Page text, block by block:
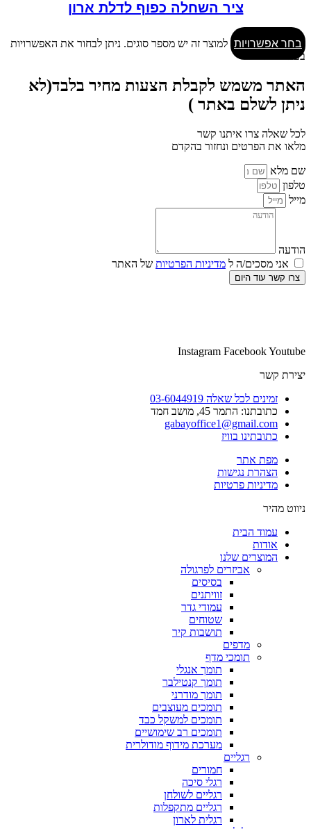
ציר השחלה כפוף לדלת ארון
בחר אפשרויות למוצר זה יש מספר סוגים. ניתן לבחור את האפשרויות
בעמוד המוצר
האתר משמש לקבלת הצעות מחיר בלבד(לא
ניתן לשלם באתר )
לכל שאלה צרו איתנו קשר
מלאו את הפרטים ונחזור בהקדם
שם מלא
טלפון
מייל
הודעה
אני מסכים/ה ל מדיניות הפרטיות של האתר
צרו קשר עוד היום
Instagram FacebookYoutube
יצירת קשר
זמינים לכל שאלה 03-6044919
כתובתנו: התמר 45, מושב חמד​
gabayoffice1@gmail.com
כתובתינו בוויז
מפת אתר
הצהרת נגישות
מדיניות פרטיות
ניווט מהיר
עמוד הבית
אודות
המוצרים שלנו
אביזרים לפרגולה
בסיסים
זוויתנים
עמודי גדר
שטוחים
תושבות קיר
מדפים
תומכי מדף
תומך אנגלי
תומך קנטילבר
תומך מודרני
תומכים מעוצבים
תומכים למשקל כבד
תומכים רב שימושיים
מערכת מידוף מודולרית
רגליים
חמורים
רגלי סיכה
רגליים לשולחן
רגליים מתקפלות
רגלית לארון